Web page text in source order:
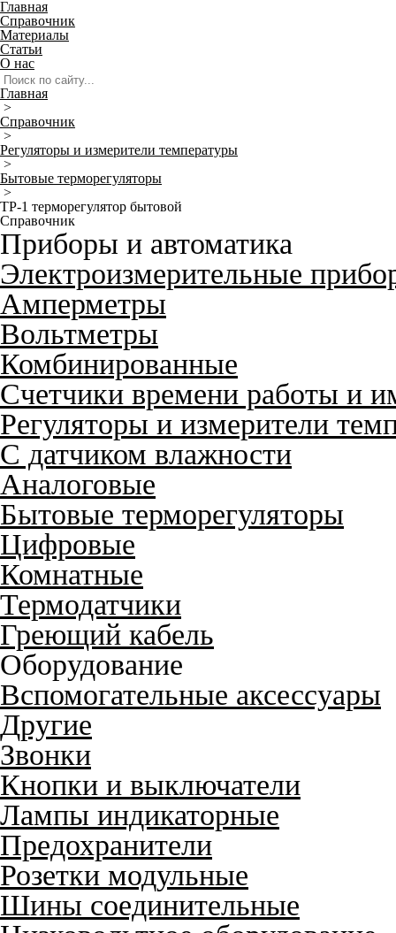
Главная
Справочник
Материалы
Статьи
О нас
Главная
>
Справочник
>
Регуляторы и измерители температуры
>
Бытовые терморегуляторы
>
ТР-1 терморегулятор бытовой
Справочник
Приборы и автоматика
Электроизмерительные
Амперметры
Вольтметры
Комбинированные
Счетчики времени работы и
Регуляторы и измерители
С датчиком влажности
Аналоговые
Бытовые терморегуляторы
Цифровые
Комнатные
Термодатчики
Греющий кабель
Оборудование
Вспомогательные аксессуары
Другие
Звонки
Кнопки и выключатели
Лампы индикаторные
Предохранители
Розетки модульные
Шины соединительные